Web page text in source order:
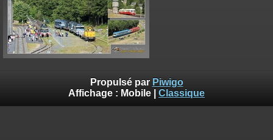
Propulsé par Piwigo
Affichage : Mobile Classique